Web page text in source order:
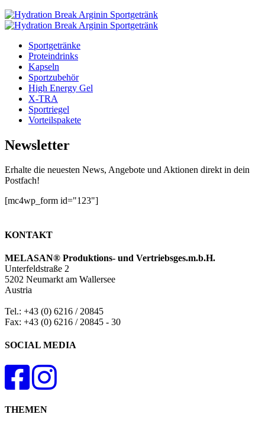
Sportgetränke
Proteindrinks
Kapseln
Sportzubehör
High Energy Gel
X-TRA
Sportriegel
Vorteilspakete
Newsletter
Erhalte die neuesten News, Angebote und Aktionen direkt in dein
Postfach!
[mc4wp_form id="123"]
KONTAKT
MELASAN® Produktions- und Vertriebsges.m.b.H.
Unterfeldstraße 2
5202 Neumarkt am Wallersee
Austria
Tel.: +43 (0) 6216 / 20845
Fax: +43 (0) 6216 / 20845 - 30
SOCIAL MEDIA
THEMEN